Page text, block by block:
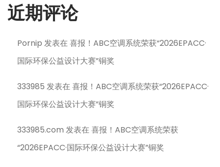
近期评论
Pornip 发表在喜报！ABC空调系统荣获“2026EPACC·
国际环保公益设计大赛”铜奖
333985 发表在喜报！ABC空调系统荣获“2026EPACC·
国际环保公益设计大赛”铜奖
333985.com 发表在喜报！ABC空调系统荣获
“2026EPACC·国际环保公益设计大赛”铜奖